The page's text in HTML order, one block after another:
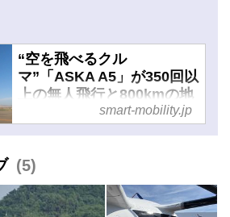
“空を飛べるクル
マ”「ASKA A5」が350回以
上の無人飛行と800kmの地
上走行に成功 - スマートモ
ビリティJP
smart-mobility.jp
5